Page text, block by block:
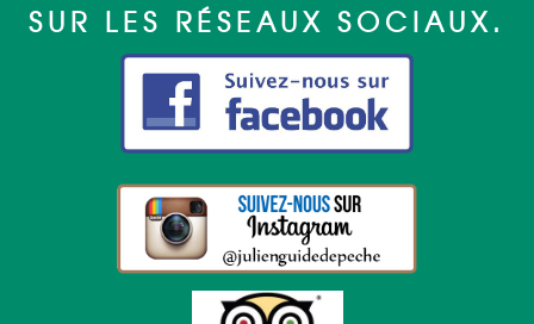
SUR LES RÉSEAUX SOCIAUX.